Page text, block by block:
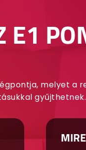
E1
melyet a
gyűjthetnek.